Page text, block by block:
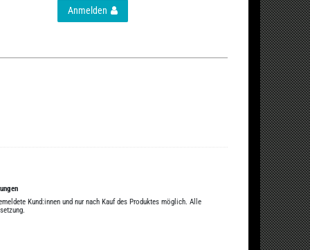
Anmelden
Kund:innen und nur nach Kauf des Produktes möglich. Alle